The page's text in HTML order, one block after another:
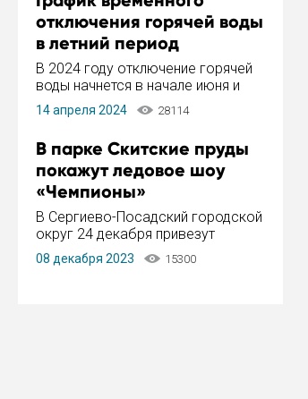
Пахомов.
отключения горячей воды
в летний период
В 2024 году отключение горячей
воды начнется в начале июня и
завершится в конце августа.
Период отключения составит не
14 апреля 2024 28114
В парке Скитские пруды
покажут ледовое шоу
«Чемпионы»
В Сергиево-Посадский городской
округ 24 декабря привезут
ледовый тур «Чемпионы»
заслуженного мастера спорта,
08 декабря 2023 15300